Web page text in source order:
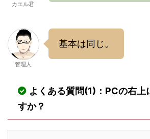
カエル君
管理人
基本は同じ。
よくある質問(1)：PCの右上
すか？